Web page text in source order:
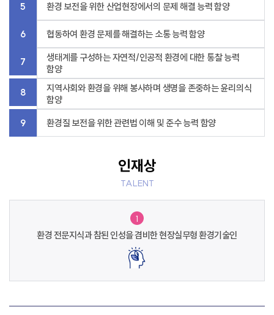
5
환경 보전을 위한 산업현장에서의 문제 해결 능력 함양
6 협동하여 환경 문제를 해결하는 소통 능력 함양
7
생태계를 구성하는 자연적/인공적 환경에 대한 통찰 능력
함양
8
지역사회와 환경을 위해 봉사하며 생명을 존중하는 윤리의식
함양
9
환경질 보전을 위한 관련법 이해 및 준수 능력 함양
인재상
TALENT
1
환경 전문지식과 참된 인성을겸비한 현장실무형 환경기술인